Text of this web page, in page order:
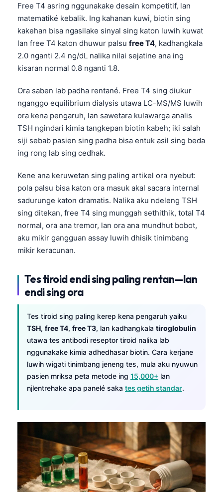
Free T4 asring nggunakake desain kompetitif, lan
matematiké kebalik. Ing kahanan kuwi, biotin sing
kakehan bisa ngasilake sinyal sing katon luwih kuwat
lan free T4 katon dhuwur palsu free T4, kadhangkala
2.0 nganti 2.4 ng/dL nalika nilai sejatine ana ing
kisaran normal 0.8 nganti 1.8.
Ora saben lab padha rentané. Free T4 sing diukur
nganggo equilibrium dialysis utawa LC-MS/MS luwih
ora kena pengaruh, lan sawetara kulawarga analis
TSH ngindari kimia tangkepan biotin kabeh; iki salah
siji sebab pasien sing padha bisa entuk asil sing beda
ing rong lab sing cedhak.
Kene ana keruwetan sing paling artikel ora nyebut:
pola palsu bisa katon ora masuk akal sacara internal
sadurunge katon dramatis. Nalika aku ndeleng TSH
sing ditekan, free T4 sing munggah sethithik, total T4
normal, ora ana tremor, lan ora ana mundhut bobot,
aku mikir gangguan assay luwih dhisik tinimbang
mikir keracunan.
Tes tiroid endi sing paling rentan—lan
endi sing ora
Tes tiroid sing paling kerep kena pengaruh yaiku
TSH, free T4, free T3, lan kadhangkala tiroglobulin
utawa tes antibodi reseptor tiroid nalika lab
nggunakake kimia adhedhasar biotin. Cara kerjane
luwih wigati tinimbang jeneng tes, mula aku nyuwun
pasien mriksa peta metode ing 15,000+ lan
njlentrehake apa panelé saka tes getih standar.